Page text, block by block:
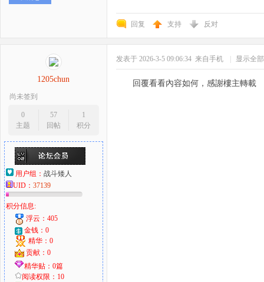
回复 支持 反对
1205chun
尚未签到
0
主题
57
回帖
1
积分
用户组： 战斗矮人
UID： 37139
积分信息:
浮云：405
金钱：0
精华：0
贡献：0
精华贴：0篇
阅读权限：10
发表于 2026-3-5 09:06:34 来自手机 显示全
回覆看看內容如何，感謝樓主轉載